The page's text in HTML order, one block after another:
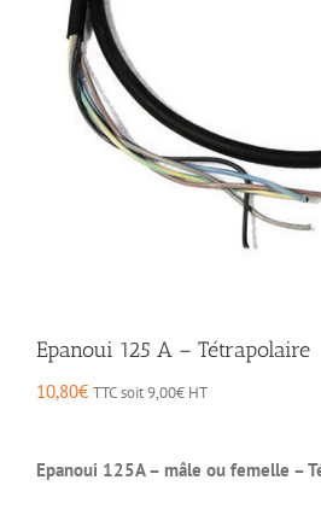
Epanoui 125 A – Tétrapolaire
10,80€ TTC soit9,00€ HT
Epanoui 125A – mâle ou femelle –